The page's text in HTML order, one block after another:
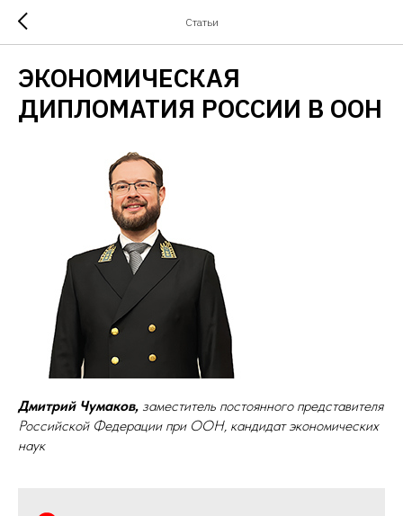
Статьи
ЭКОНОМИЧЕСКАЯ
ДИПЛОМАТИЯ РОССИИ В ООН
Дмитрий Чумаков, заместитель постоянного представителя
Российской Федерации при ООН, кандидат экономических
наук